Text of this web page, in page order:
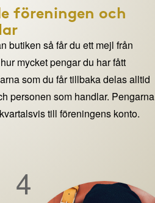
föreningen och
butiken så får du ett mejl från
mycket pengar du har fått
som du får tillbaka delas alltid
personen som handlar. Pengarna
till föreningens konto.
4